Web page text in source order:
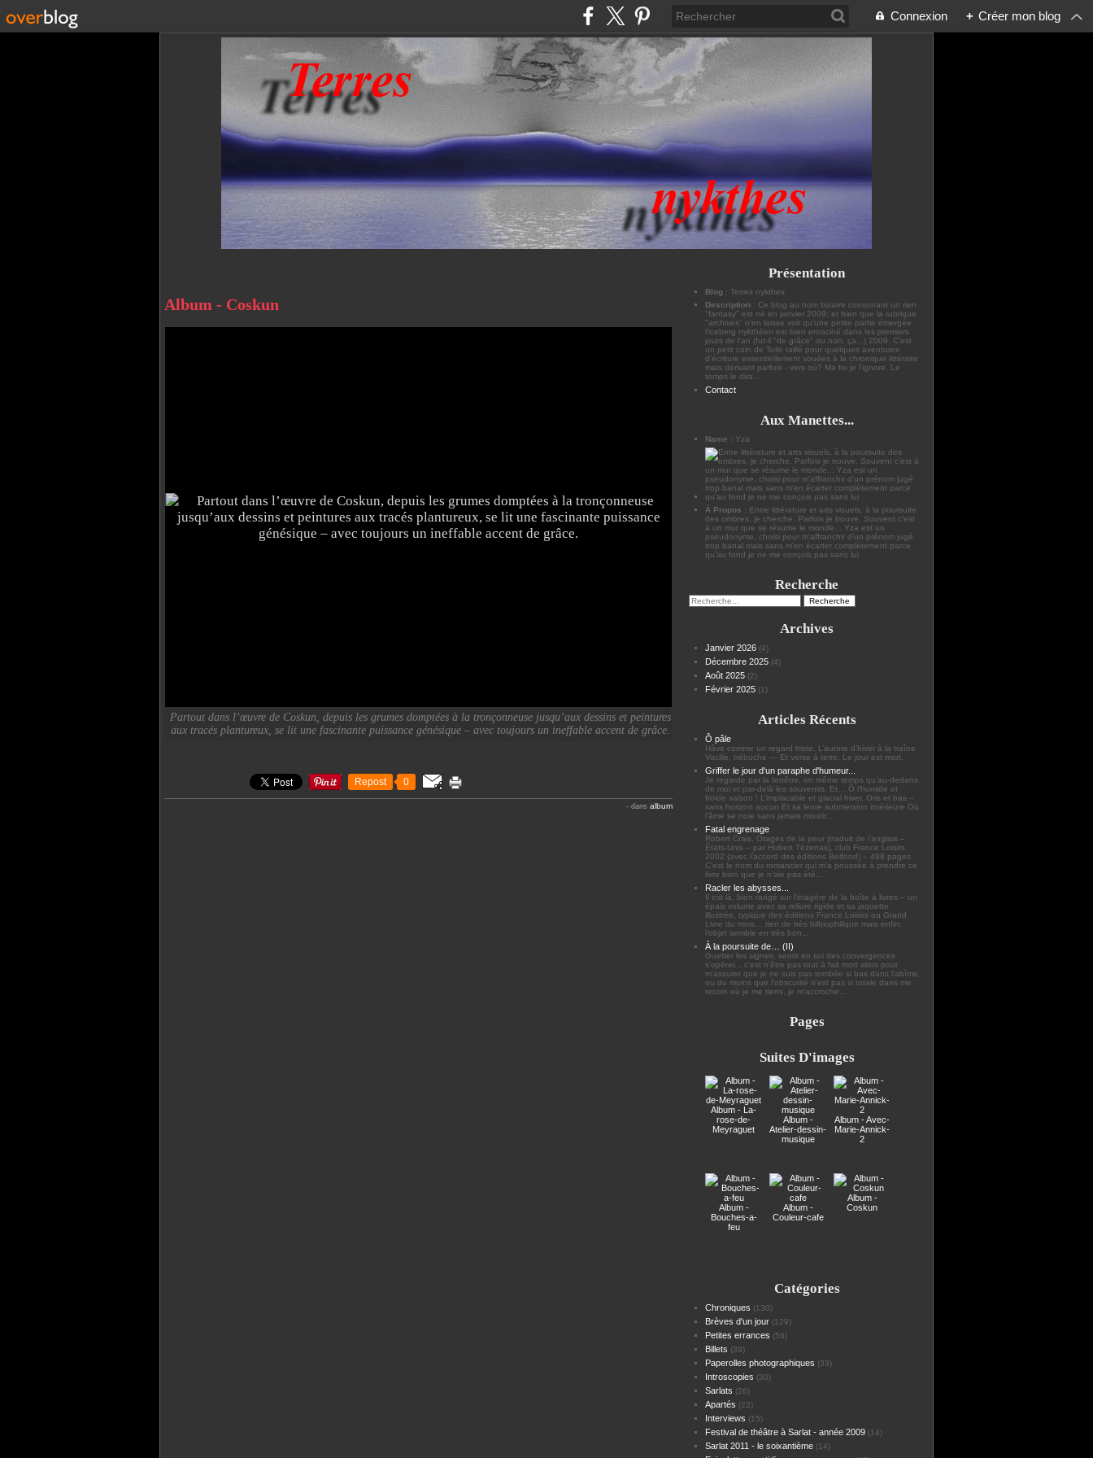
Connexion + Créer mon blog
Album - Coskun
Partout dans l’œuvre de Coskun, depuis les grumes domptées à la tronçonneuse jusqu’aux dessins et peintures
aux tracés plantureux, se lit une fascinante puissance génésique – avec toujours un ineffable accent de grâce.
Repost 0
- dans album
Présentation
Blog : Terres nykthes
Description : Ce blog au nom bizarre consonant un rien
"fantasy" est né en janvier 2009; et bien que la rubrique
"archives" n'en laisse voir qu'une petite partie émergée
l'iceberg nykthéen est bien enraciné dans les premiers
jours de l'an (fut-il "de grâce" ou non, ça...) 2009. C'est
un petit coin de Toile taillé pour quelques aventures
d'écriture essentiellement vouées à la chronique littéraire
mais dérivant parfois - vers où? Ma foi je l'ignore. Le
temps le dira...
Contact
Aux Manettes...
Name : Yza
À Propos : Entre littérature et arts visuels, à la poursuite
des ombres, je cherche. Parfois je trouve. Souvent c'est
à un mur que se résume le monde... Yza est un
pseudonyme, choisi pour m'affranchir d'un prénom jugé
trop banal mais sans m'en écarter complètement parce
qu'au fond je ne me conçois pas sans lui
Recherche
Archives
Janvier 2026 (4)
Décembre 2025 (4)
Août 2025 (2)
Février 2025 (1)
Articles Récents
Ô pâle
Hâve comme un regard triste, L’aurore d’hiver à la traîne
Vacille, trébuche — Et verse à terre. Le jour est mort.
Griffer le jour d'un paraphe d'humeur...
Je regarde par la fenêtre, en même temps qu’au-dedans
de moi et par-delà les souvenirs. Et… Ô l’humide et
froide saison ! L’implacable et glacial hiver, Gris et bas –
sans horizon aucun Et sa lente submersion intérieure Où
l’âme se noie sans jamais mourir...
Fatal engrenage
Robert Crais, Otages de la peur (traduit de l’anglais –
États-Unis – par Hubert Tézenas), club France Loisirs
2002 (avec l’accord des éditions Belfond) – 498 pages.
C’est le nom du romancier qui m’a poussée à prendre ce
livre bien que je n’aie pas été,...
Racler les abysses...
Il est là, bien rangé sur l’étagère de la boîte à livres – un
épais volume avec sa reliure rigide et sa jaquette
illustrée, typique des éditions France Loisirs ou Grand
Livre du mois… rien de très bilbiophilique mais enfin:
l’objet semble en très bon...
À la poursuite de… (II)
Guetter les signes, sentir en soi des convergences
s'opérer... c'est n'être pas tout à fait mort alors pour
m'assurer que je ne suis pas tombée si bas dans l'abîme,
ou du moins que l'obscurité n'est pas si totale dans me
recoin où je me tiens, je m'accroche...
Pages
Suites D'images
Album - La-
rose-de-
Meyraguet
Album -
Atelier-dessin-
musique
Album - Avec-
Marie-Annick-
2
Album -
Bouches-a-
feu
Album -
Couleur-cafe
Album -
Coskun
Catégories
Chroniques (130)
Brèves d'un jour (129)
Petites errances (56)
Billets (39)
Paperolles photographiques (33)
Introscopies (30)
Sarlats (26)
Apartés (22)
Interviews (15)
Festival de théâtre à Sarlat - année 2009 (14)
Sarlat 2011 - le soixantième (14)